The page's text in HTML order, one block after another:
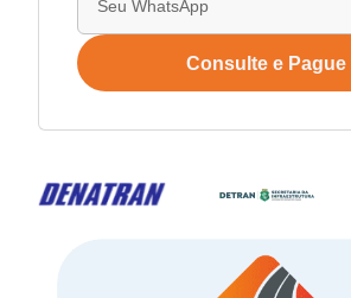
Consulte e Pague